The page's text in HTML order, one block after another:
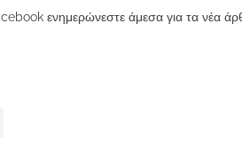
ενημερώνεστε άμεσα για τα νέα